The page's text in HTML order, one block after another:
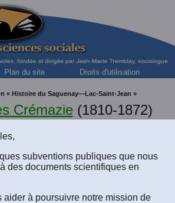
Plan du site Droits d'utilisation
« Histoire du Saguenay—Lac-Saint-Jean »
Crémazie(1810-1872)
Séminaire de Québec, pour se
que le Séminaire de Québec
subventions publiques que nous
des documents scientifiques en
à poursuivre notre mission de